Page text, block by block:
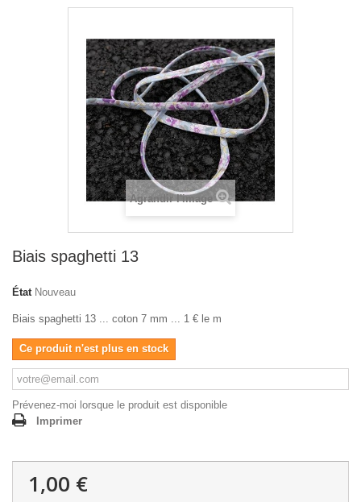
Agrandir l'image
Biais spaghetti 13
État Nouveau
Biais spaghetti 13 ... coton 7 mm ... 1 € le m
Ce produit n'est plus en stock
Prévenez-moi lorsque le produit est disponible
Imprimer
1,00 €